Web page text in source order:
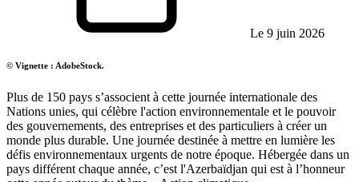
Le 9 juin 2026
© Vignette : AdobeStock.
Plus de 150 pays s’associent à cette journée internationale des
Nations unies, qui célèbre l'action environnementale et le pouvoir
des gouvernements, des entreprises et des particuliers à créer un
monde plus durable. Une journée destinée à mettre en lumière les
défis environnementaux urgents de notre époque. Hébergée dans un
pays différent chaque année, c’est l'Azerbaïdjan qui est à l’honneur